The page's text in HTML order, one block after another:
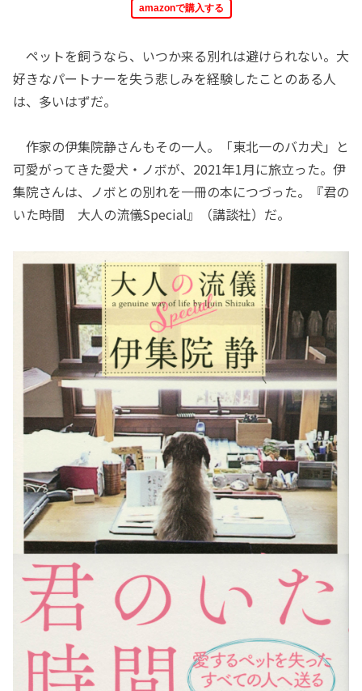
amazonで購入する
ペットを飼うなら、いつか来る別れは避けられない。大
好きなパートナーを失う悲しみを経験したことのある人
は、多いはずだ。
作家の伊集院静さんもその一人。「東北一のバカ犬」と
可愛がってきた愛犬・ノボが、2021年1月に旅立った。伊
集院さんは、ノボとの別れを一冊の本につづった。『君の
いた時間 大人の流儀Special』（講談社）だ。